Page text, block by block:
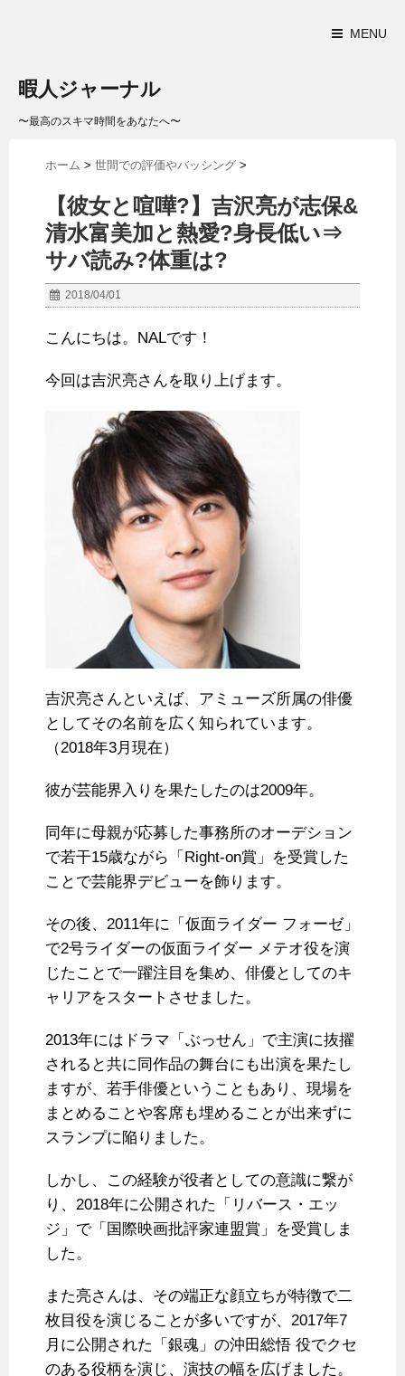
MENU
暇人ジャーナル
〜最高のスキマ時間をあなたへ〜
ホーム > 世間での評価やバッシング >
【彼女と喧嘩?】吉沢亮が志保&
清水富美加と熱愛?身長低い⇒
サバ読み?体重は?
2018/04/01
こんにちは。NALです！
今回は吉沢亮さんを取り上げます。
吉沢亮さんといえば、アミューズ所属の俳優
としてその名前を広く知られています。
（2018年3月現在）
彼が芸能界入りを果たしたのは2009年。
同年に母親が応募した事務所のオーデション
で若干15歳ながら「Right-on賞」を受賞した
ことで芸能界デビューを飾ります。
その後、2011年に「仮面ライダー フォーゼ」
で2号ライダーの仮面ライダー メテオ役を演
じたことで一躍注目を集め、俳優としてのキ
ャリアをスタートさせました。
2013年にはドラマ「ぶっせん」で主演に抜擢
されると共に同作品の舞台にも出演を果たし
ますが、若手俳優ということもあり、現場を
まとめることや客席も埋めることが出来ずに
スランプに陥りました。
しかし、この経験が役者としての意識に繋が
り、2018年に公開された「リバース・エッ
ジ」で「国際映画批評家連盟賞」を受賞しま
した。
また亮さんは、その端正な顔立ちが特徴で二
枚目役を演じることが多いですが、2017年7
月に公開された「銀魂」の沖田総悟 役でクセ
のある役柄を演じ、演技の幅を広げました。